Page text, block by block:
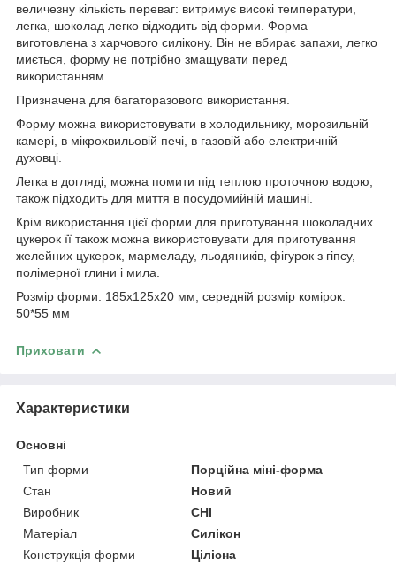
величезну кількість переваг: витримує високі температури,
легка, шоколад легко відходить від форми. Форма
виготовлена ​​з харчового силікону. Він не вбирає запахи, легко
миється, форму не потрібно змащувати перед
використанням.
Призначена для багаторазового використання.
Форму можна використовувати в холодильнику, морозильній
камері, в мікрохвильовій печі, в газовій або електричній
духовці.
Легка в догляді, можна помити під теплою проточною водою,
також підходить для миття в посудомийній машині.
Крім використання цієї форми для приготування шоколадних
цукерок її також можна використовувати для приготування
желейних цукерок, мармеладу, льодяників, фігурок з гіпсу,
полімерної глини і мила.
Розмір форми: 185х125х20 мм; середній розмір комірок:
50*55 мм
Приховати
Характеристики
Основні
Тип форми
Порційна міні-форма
Стан
Новий
Виробник
CHI
Матеріал
Силікон
Конструкція форми
Цілісна